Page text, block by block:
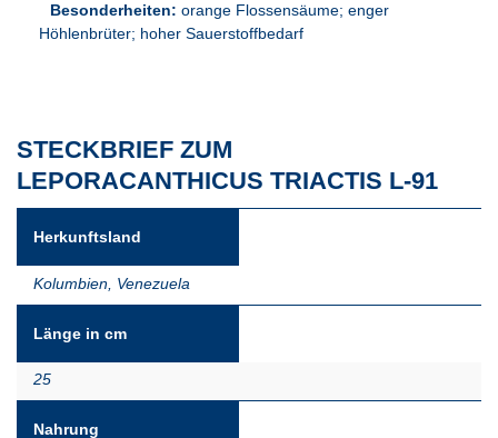
Besonderheiten: orange Flossensäume; enger
Höhlenbrüter; hoher Sauerstoffbedarf
STECKBRIEF ZUM
LEPORACANTHICUS TRIACTIS L-91
Herkunftsland
Kolumbien Venezuela
Länge in cm
25
Nahrung